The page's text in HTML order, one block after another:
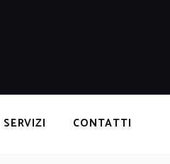
SERVIZI CONTATTI